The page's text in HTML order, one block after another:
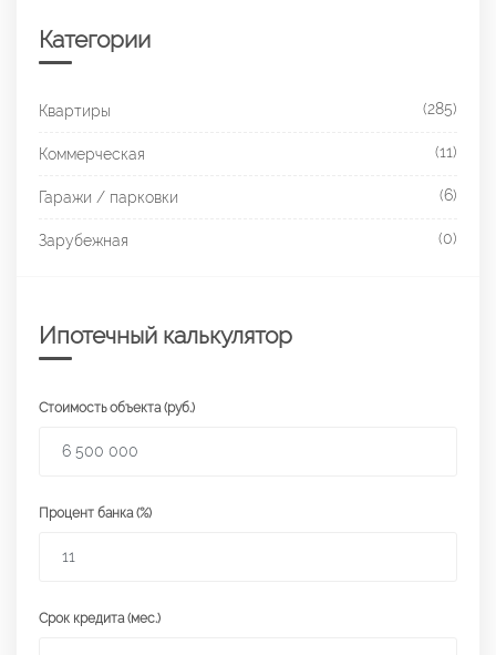
Категории
Квартиры (285)
Коммерческая (11)
Гаражи / парковки (6)
Зарубежная (0)
Ипотечный калькулятор
Стоимость объекта (руб.)
Процент банка (%)
Срок кредита (мес.)